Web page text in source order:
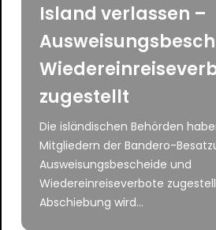
Island verlassen –
zugestellt
Die isländischen Behörden
Mitgliedern der Bandero-
Ausweisungsbescheide und
Wiedereinreiseverbote
Abschiebung wird...